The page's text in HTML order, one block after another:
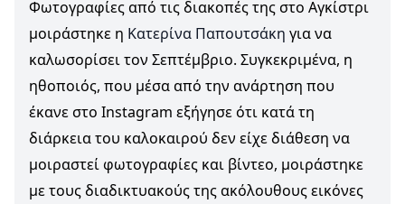
Φωτογραφίες από τις διακοπές της στο Αγκίστρι
μοιράστηκε η Κατερίνα Παπουτσάκη για να
καλωσορίσει τον Σεπτέμβριο. Συγκεκριμένα, η
ηθοποιός, που μέσα από την ανάρτηση που
έκανε στο Instagram εξήγησε ότι κατά τη
διάρκεια του καλοκαιρού δεν είχε διάθεση να
μοιραστεί φωτογραφίες και βίντεο, μοιράστηκε
με τους διαδικτυακούς της ακόλουθους εικόνες